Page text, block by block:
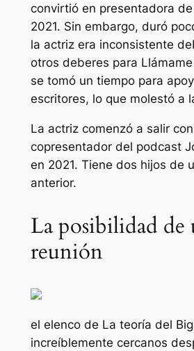
convirtió en presentadora de
2021. Sin embargo, duró
la actriz era inconsistente
otros deberes para
se tomó un tiempo para
escritores, lo que molestó a
La actriz comenzó a salir
copresentador del podcast
en 2021. Tiene dos hijos de
anterior.
La posibilidad de
reunión
el elenco de La teoría del
increíblemente cercanos